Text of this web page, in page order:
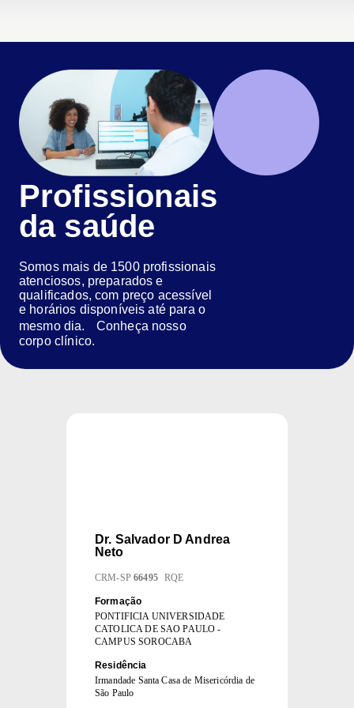
Profissionais
da saúde
Somos mais de 1500 profissionais
atenciosos, preparados e
qualificados, com preço acessível
e horários disponíveis até para o
mesmo dia. Conheça nosso
corpo clínico.
Dr. Salvador D Andrea
Neto
CRM-SP 66495 RQE
Formação
PONTIFICIA UNIVERSIDADE
CATOLICA DE SAO PAULO -
CAMPUS SOROCABA
Residência
Irmandade Santa Casa de Misericórdia de
São Paulo